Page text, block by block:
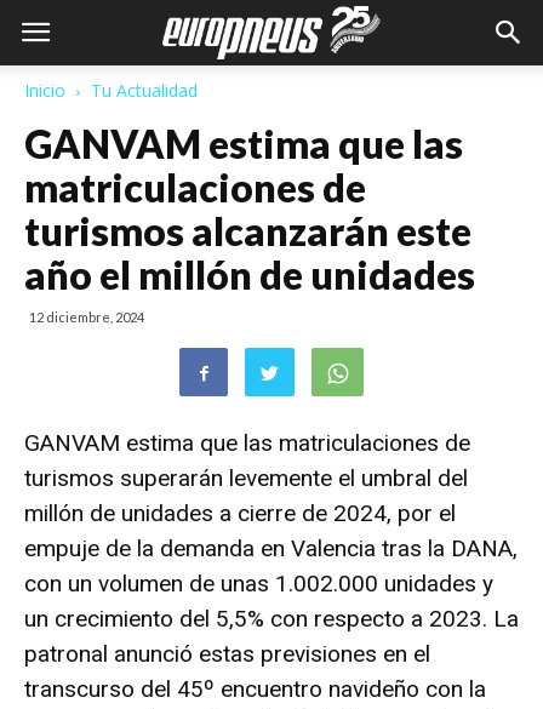
Inicio Tu Actualidad
GANVAM estima que las
matriculaciones de
turismos alcanzarán este
año el millón de unidades
12 diciembre, 2024
GANVAM estima que las matriculaciones de
turismos superarán levemente el umbral del
millón de unidades a cierre de 2024, por el
empuje de la demanda en Valencia tras la DANA,
con un volumen de unas 1.002.000 unidades y
un crecimiento del 5,5% con respecto a 2023. La
patronal anunció estas previsiones en el
transcurso del 45º encuentro navideño con la